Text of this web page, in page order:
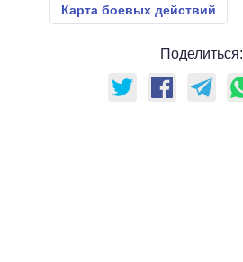
Карта боевых действий
Поделиться: